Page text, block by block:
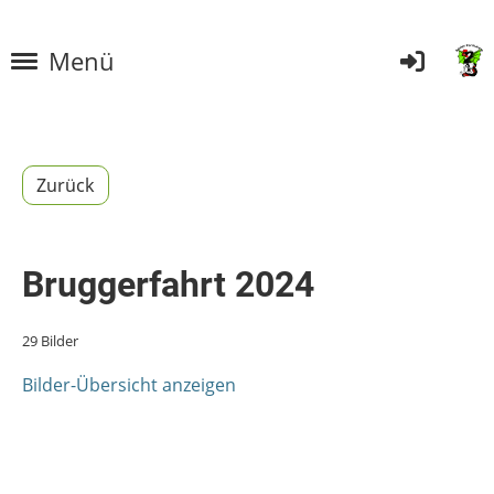
Menü
Zurück
Bruggerfahrt 2024
29 Bilder
Bilder-Übersicht anzeigen